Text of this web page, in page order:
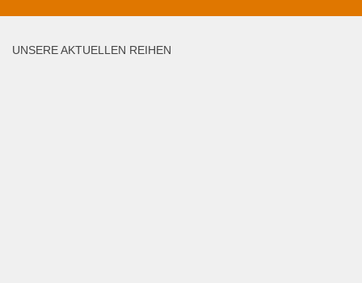
UNSERE AKTUELLEN REIHEN